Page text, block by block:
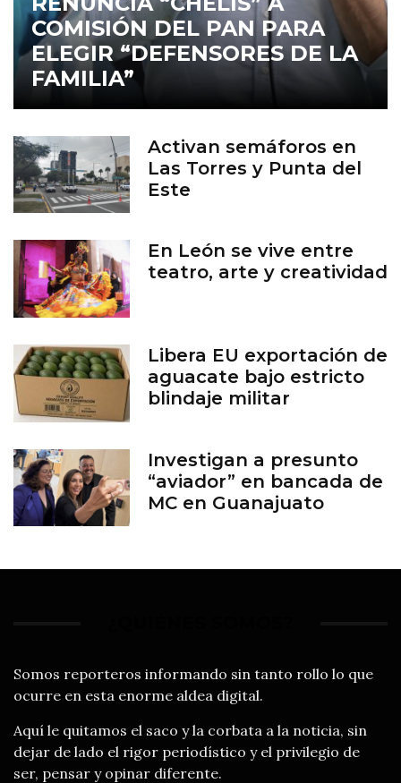
COMISIÓN DEL PAN PARA
ELEGIR “DEFENSORES DE LA
FAMILIA”
Activan semáforos en
Las Torres y Punta del
Este
En León se vive entre
teatro, arte y creatividad
Libera EU exportación de
aguacate bajo estricto
blindaje militar
Investigan a presunto
“aviador” en bancada de
MC en Guanajuato
Somos reporteros informando sin tanto rollo lo que
ocurre en esta enorme aldea digital.
Aquí le quitamos el saco y la corbata a la noticia, sin
dejar de lado el rigor periodístico y el privilegio de
ser, pensar y opinar diferente.